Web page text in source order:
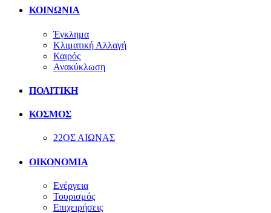
ΚΟΙΝΩΝΙΑ
Έγκλημα
Κλιματική Αλλαγή
Καιρός
Ανακύκλωση
ΠΟΛΙΤΙΚΗ
ΚΟΣΜΟΣ
22ΟΣ ΑΙΩΝΑΣ
ΟΙΚΟΝΟΜΙΑ
Ενέργεια
Τουρισμός
Επιχειρήσεις